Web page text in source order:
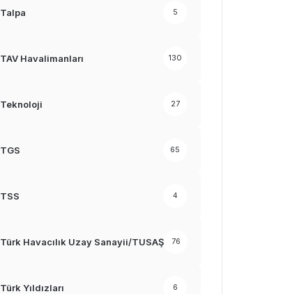
Talpa 5
TAV Havalimanları 130
Teknoloji 27
TGS 65
TSS 4
Türk Havacılık Uzay Sanayii/TUSAŞ 76
Türk Yıldızları 6